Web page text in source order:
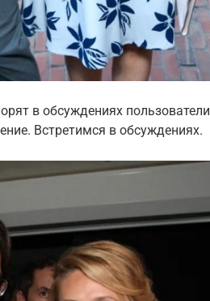
в обсуждениях пользователи
Встретимся в обсуждениях.